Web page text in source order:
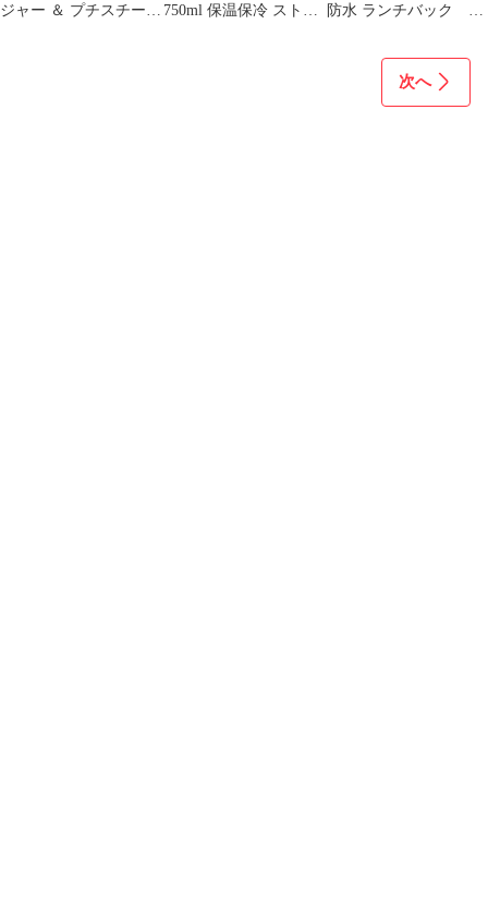
ジャー ＆ プチスチーマ 750ml 保温保冷 ストロ
防水 ランチバック ク
次へ